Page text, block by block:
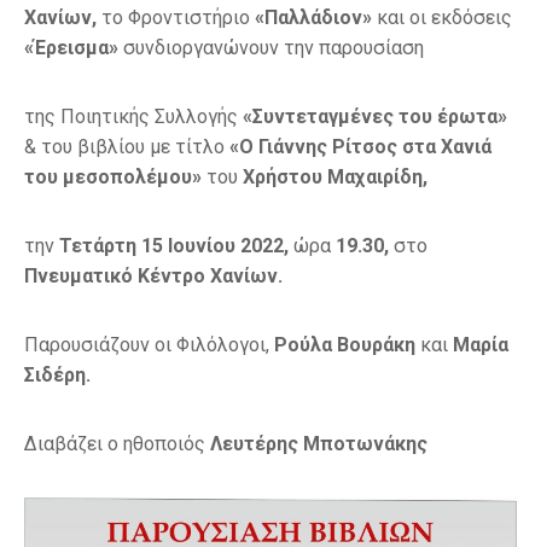
Χανίων, το Φροντιστήριο «Παλλάδιον» και οι εκδόσεις
«Έρεισμα» συνδιοργανώνουν την παρουσίαση
της Ποιητικής Συλλογής «Συντεταγμένες του έρωτα»
& του βιβλίου με τίτλο «Ο Γιάννης Ρίτσος στα Χανιά
του μεσοπολέμου» του Χρήστου Μαχαιρίδη,
την Τετάρτη 15 Ιουνίου 2022, ώρα 19.30, στο
Πνευματικό Κέντρο Χανίων.
Παρουσιάζουν οι Φιλόλογοι, Ρούλα Βουράκη και Μαρία
Σιδέρη.
Διαβάζει ο ηθοποιός Λευτέρης Μποτωνάκης